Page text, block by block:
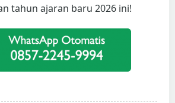
tahun ajaran baru 2026 ini!